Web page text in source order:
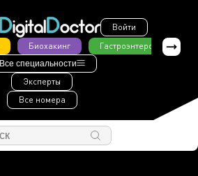
Войти
Биохакинг Гастроэнтерология
Все специальности
Эксперты
Все номера